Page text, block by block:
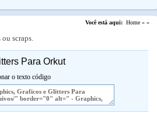
Você está aqui: Home » »
scraps.
o texto código